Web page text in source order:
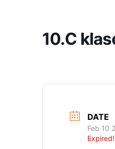
10.C
DATE
Feb 10
Expired!